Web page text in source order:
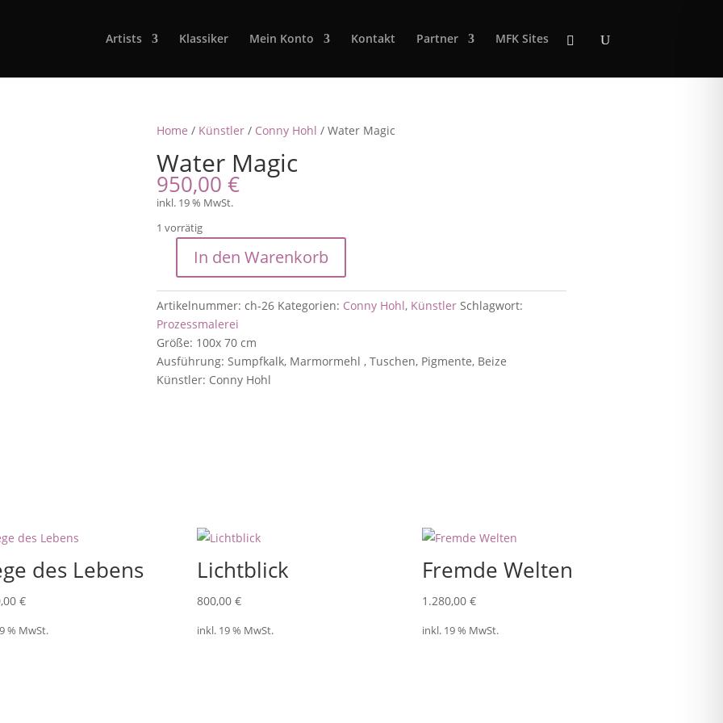
Artists Klassiker Mein Konto Kontakt Partner MFK Sites
Home / Künstler / Conny Hohl / Water Magic
Water Magic
950,00€
inkl. 19 % MwSt.
1 vorrätig
Menge
In den Warenkorb
Artikelnummer:ch-26 Kategorien: Conny Hohl, Künstler Schlagwort:
Prozessmalerei
Größe: 100x 70 cm
Ausführung: Sumpfkalk, Marmormehl , Tuschen, Pigmente, Beize
Künstler: Conny Hohl
des Lebens
€
% MwSt.
Lichtblick
800,00€
inkl. 19 % MwSt.
Fremde Welten
1.280,00€
inkl. 19 % MwSt.